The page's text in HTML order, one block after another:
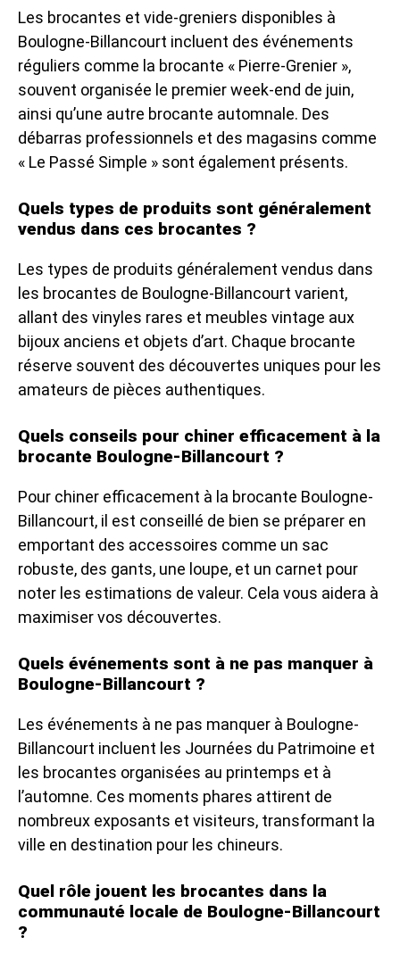
Les brocantes et vide-greniers disponibles à
Boulogne-Billancourt incluent des événements
réguliers comme la brocante « Pierre-Grenier »,
souvent organisée le premier week-end de juin,
ainsi qu’une autre brocante automnale. Des
débarras professionnels et des magasins comme
« Le Passé Simple » sont également présents.
Quels types de produits sont généralement
vendus dans ces brocantes ?
Les types de produits généralement vendus dans
les brocantes de Boulogne-Billancourt varient,
allant des vinyles rares et meubles vintage aux
bijoux anciens et objets d’art. Chaque brocante
réserve souvent des découvertes uniques pour les
amateurs de pièces authentiques.
Quels conseils pour chiner efficacement à la
brocante Boulogne-Billancourt ?
Pour chiner efficacement à la brocante Boulogne-
Billancourt, il est conseillé de bien se préparer en
emportant des accessoires comme un sac
robuste, des gants, une loupe, et un carnet pour
noter les estimations de valeur. Cela vous aidera à
maximiser vos découvertes.
Quels événements sont à ne pas manquer à
Boulogne-Billancourt ?
Les événements à ne pas manquer à Boulogne-
Billancourt incluent les Journées du Patrimoine et
les brocantes organisées au printemps et à
l’automne. Ces moments phares attirent de
nombreux exposants et visiteurs, transformant la
ville en destination pour les chineurs.
Quel rôle jouent les brocantes dans la
communauté locale de Boulogne-Billancourt
?